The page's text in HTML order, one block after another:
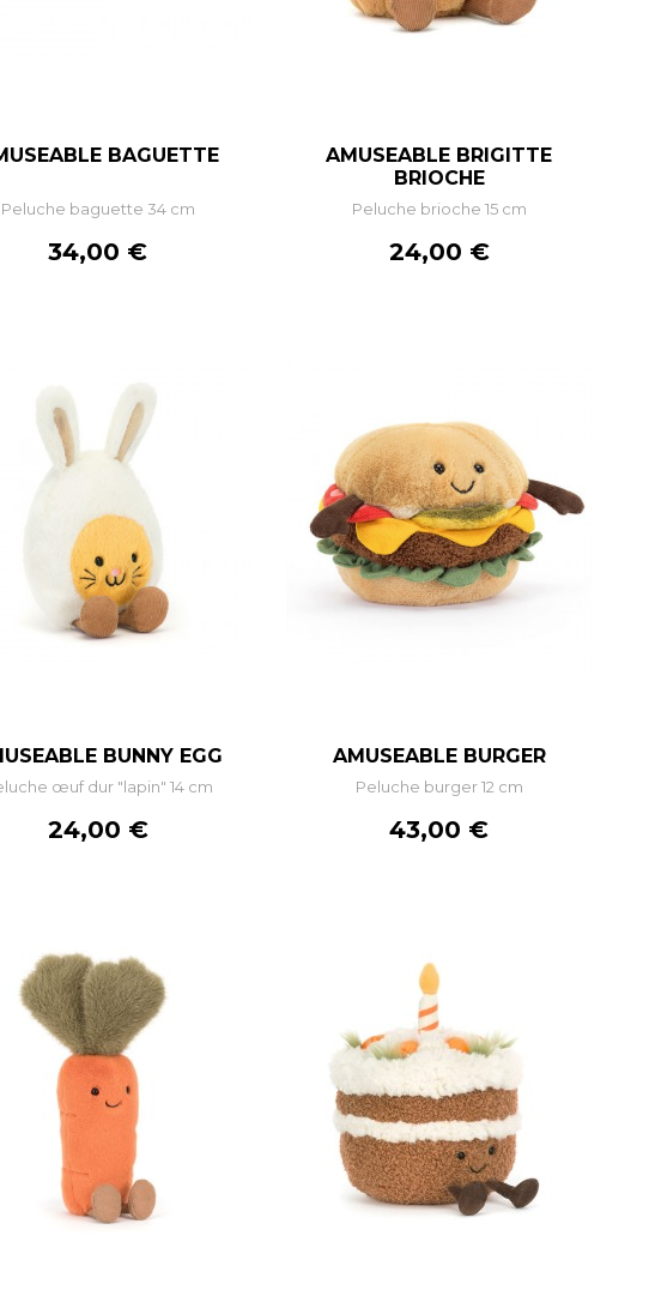
BAGUETTE
Peluche baguette 34 cm
Prix
34,00 €
– +
AMUSEABLE BRIGITTE
BRIOCHE
Peluche brioche 15 cm
Prix
24,00 €
– +
BUNNY EGG
œuf dur "lapin" 14 cm
Prix
24,00 €
– + AMUSEABLE BURGER
Peluche burger 12 cm
Prix
43,00 €
– +